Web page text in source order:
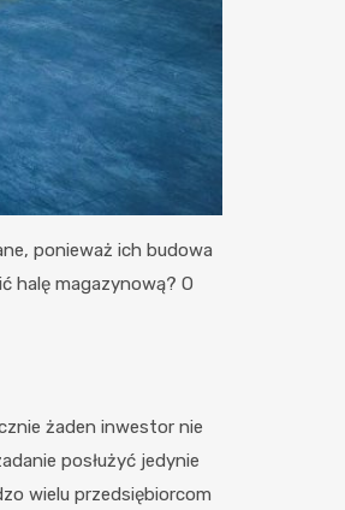
ponieważ ich budowa
halę magazynową? O
żaden inwestor nie
posłużyć jedynie
wielu przedsiębiorcom